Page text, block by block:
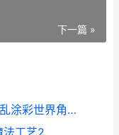
下一篇 »
乱涂彩世界BOSS披萨教父如何打 乱涂彩世界角色强度排行
法工艺2